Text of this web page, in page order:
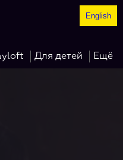
Для детей Ещё
English